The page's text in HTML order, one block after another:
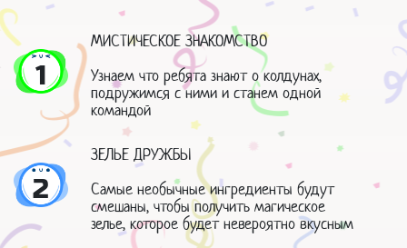
1
МИСТИЧЕСКОЕ ЗНАКОМСТВО
Узнаем что ребята знают о колдунах,
подружимся с ними и станем одной
командой
2
ЗЕЛЬЕ ДРУЖБЫ
Самые необычные ингредиенты будут
смешаны, чтобы получить магическое
зелье, которое будет невероятно вкусным